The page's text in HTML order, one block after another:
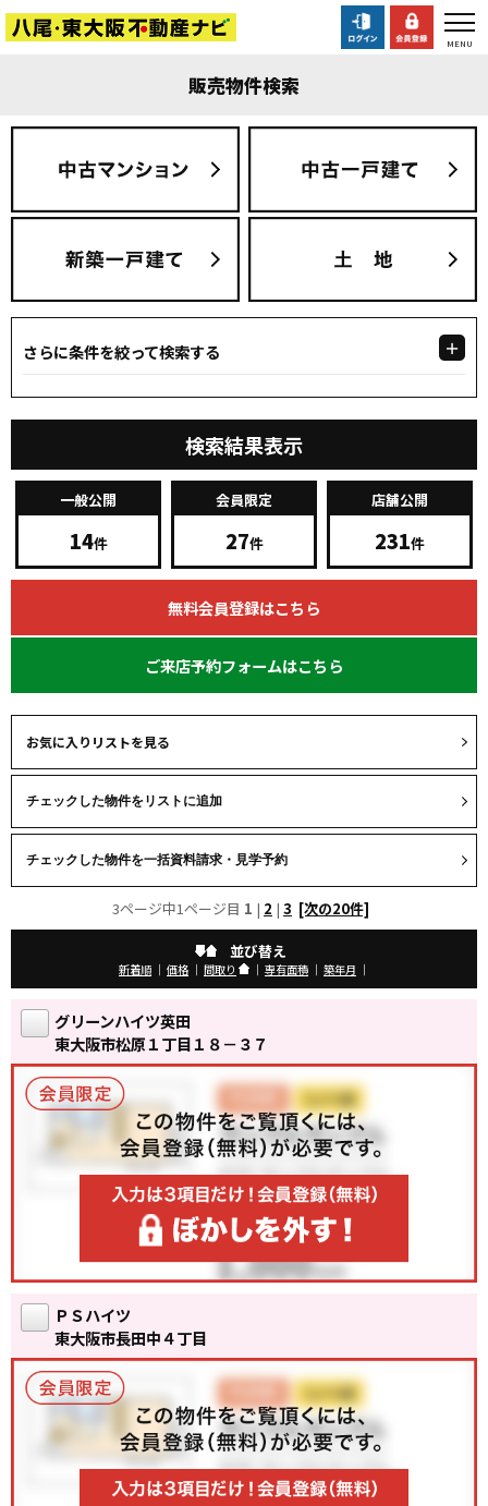
販売物件検索
さらに条件を絞って検索する
検索結果表示
一般公開
14件
会員限定
27件
店舗公開
231件
無料会員登録はこちら
ご来店予約フォームはこちら
お気に入りリストを見る
3ページ中1ページ目 1 | 2 | 3 [次の20件]
並び替え
新着順 ｜ 価格 ｜ 間取り ｜ 専有面積 ｜ 築年月 ｜
グリーンハイツ英田
東大阪市松原１丁目１８－３７
ＰＳハイツ
東大阪市長田中４丁目